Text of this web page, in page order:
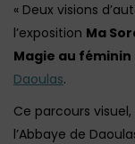
« Deux visions
l’exposition Ma
Magie au féminin
Daoulas.
Ce parcours
l’Abbaye de